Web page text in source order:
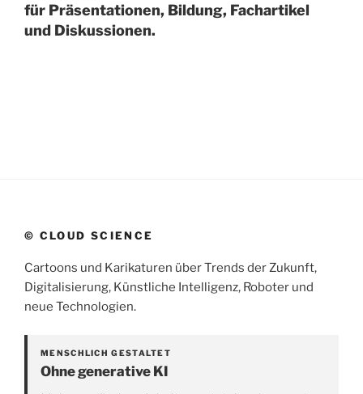
für Präsentationen, Bildung, Fachartikel
und Diskussionen.
© CLOUD SCIENCE
Cartoons und Karikaturen über Trends der Zukunft,
Digitalisierung, Künstliche Intelligenz, Roboter und
neue Technologien.
MENSCHLICH GESTALTET
Ohne generative KI